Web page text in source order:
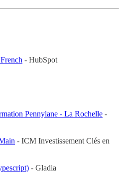
- HubSpot
Pennylane - La Rochelle -
- ICM Investissement Clés en
- Gladia